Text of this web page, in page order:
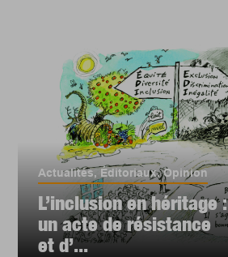
Actualités, Éditoriaux,Opinion
L’inclusion en héritage :
un acte de résistance
et d’...